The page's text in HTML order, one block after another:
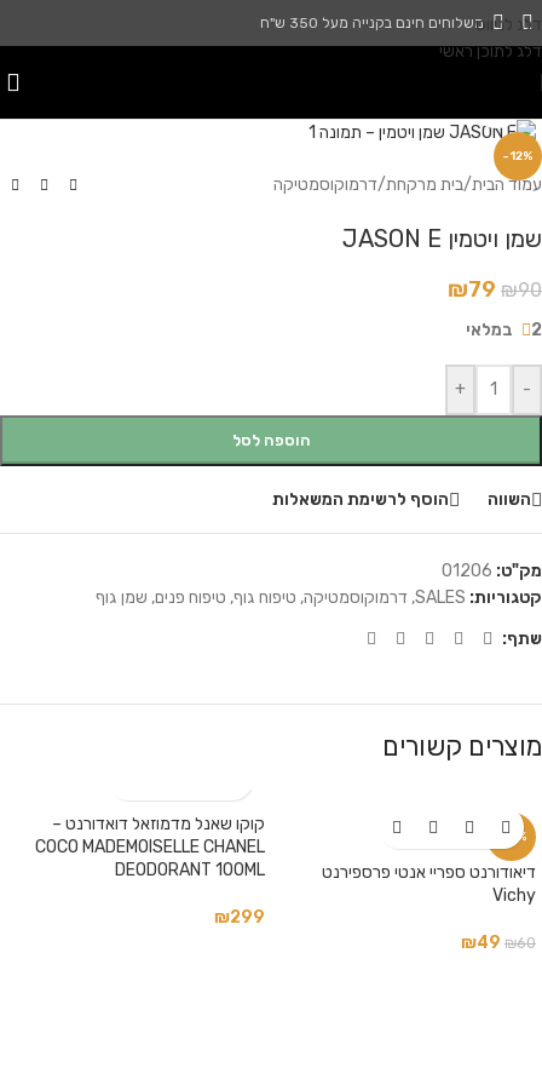
דלג לניווט
דלג לתוכן ראשי
משלוחים חינם בקנייה מעל 350 ש"ח
-12%
עמוד הבית/בית מרקחת/דרמוקוסמטיקה
שמן ויטמין JASON E
₪90
₪79
2 במלאי
-
+
הוספה לסל
השווה הוסף לרשימת המשאלות
מק"ט: 01206
קטגוריות: SALES
, דרמוקוסמטיקה, טיפוח גוף, טיפוח פנים, שמן גוף
שתף:
מוצרים קשורים
-18%
דיאודורנט ספריי אנטי פרספירנט
Vichy
₪60
₪49
קוקו שאנל מדמוזאל דואדורנט –
COCO MADEMOISELLE CHANEL
DEODORANT 100ML
₪299